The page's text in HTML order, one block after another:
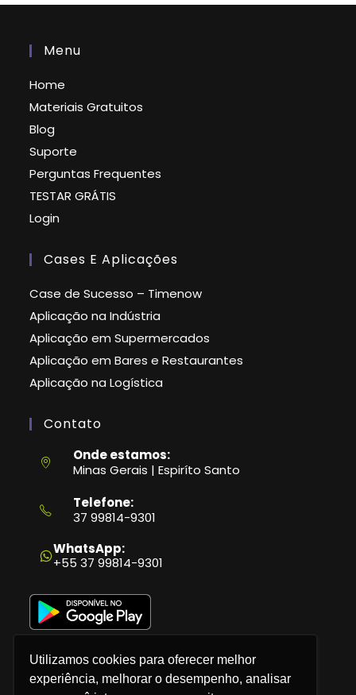
Utilizamos cookies para oferecer melhor
experiência, melhorar o desempenho, analisar
Menu
Home
Materiais Gratuitos
Blog
Suporte
Perguntas Frequentes
TESTAR GRÁTIS
Login
Cases E Aplicações
Case de Sucesso – Timenow
Aplicação na Indústria
Aplicação em Supermercados
Aplicação em Bares e Restaurantes
Aplicação na Logística
Contato
Onde estamos:
Minas Gerais | Espiríto Santo
Telefone:
37 99814-9301
em
seu
aplicativo
WhatsApp:
+55 37 99814-9301